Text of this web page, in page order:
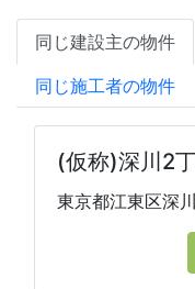
同じ建設主の物件
同じ施工者の物件
(仮称)深川2
東京都江東区深